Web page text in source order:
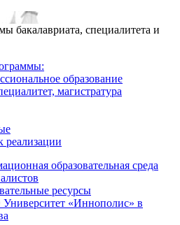
бакалавриата, специалитета и
образование
магистратура
образовательная среда
ресурсы
«Иннополис» в